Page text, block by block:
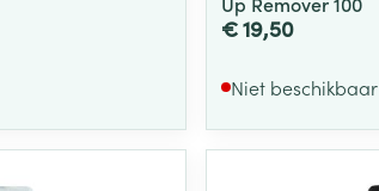
€ 19,50
Niet beschikbaar